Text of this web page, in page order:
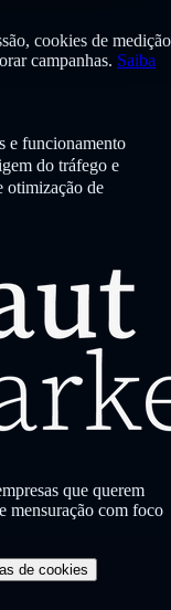
cookies de medição
campanhas. Saiba
e funcionamento
do tráfego e
otimização de
que querem
mensuração com foco
de cookies